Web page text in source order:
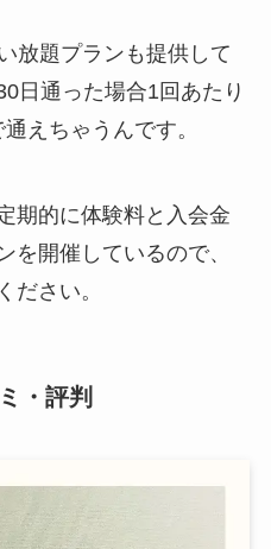
放題プランも提供して
日通った場合1回あたり
えちゃうんです。
期的に体験料と入会金
を開催しているので、
ださい。
・評判